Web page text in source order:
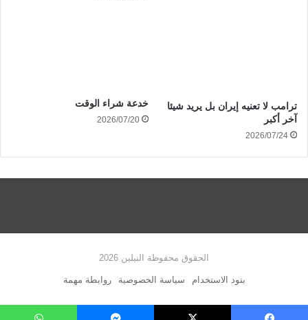
ترامب لا تعنيه إيران بل يريد شيئا
آخر أكبر
2026/07/24
خدعة شراء الوقت
2026/07/20
الحقوق محفوظة النيلين 2026
بنود الاستخدام سياسة الخصوصية روابطة مهمة